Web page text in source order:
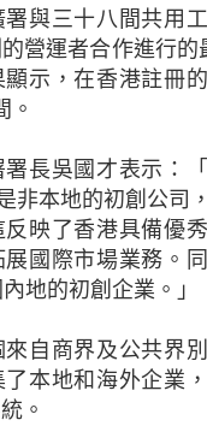
與三十八間共用
營運者合作進行
示，在香港註冊
。
長吳國才表示：
非本地的初創公司
映了香港具備優
國際市場業務。
地的初創企業。」
自商界及公共界
本地和海外企業
。